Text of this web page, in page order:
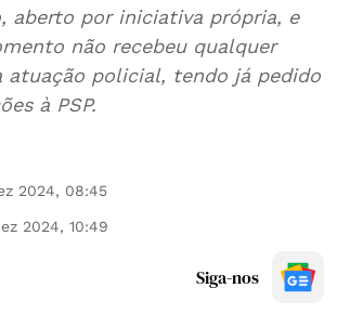
aberto por iniciativa própria, e
não recebeu qualquer
atuação policial, tendo já pedido
à PSP.
2024, 08:45
2024, 10:49
Siga-nos